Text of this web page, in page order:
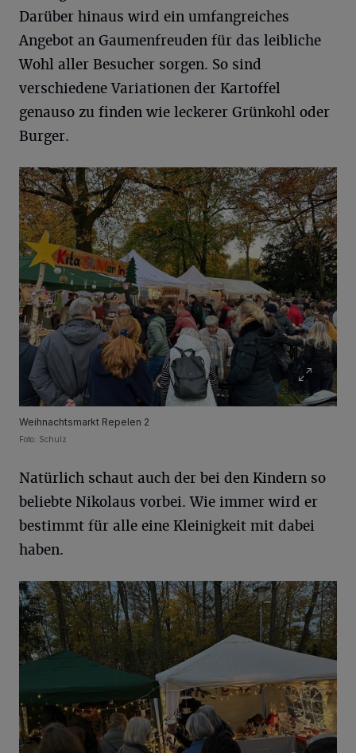
Darüber hinaus wird ein umfangreiches
Angebot an Gaumenfreuden für das leibliche
Wohl aller Besucher sorgen. So sind
verschiedene Variationen der Kartoffel
genauso zu finden wie leckerer Grünkohl oder
Burger.
Weihnachtsmarkt Repelen 2
Foto: Schulz
Natürlich schaut auch der bei den Kindern so
beliebte Nikolaus vorbei. Wie immer wird er
bestimmt für alle eine Kleinigkeit mit dabei
haben.